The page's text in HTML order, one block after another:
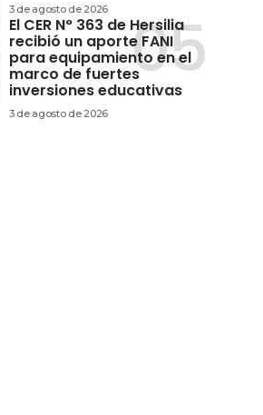
3 de agosto de 2026
El CER N° 363 de Hersilia
recibió un aporte FANI
para equipamiento en el
marco de fuertes
inversiones educativas
3 de agosto de 2026